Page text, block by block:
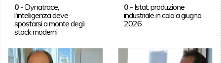
0- Dynatrace,
l'intelligenza deve
spostarsi a monte degli
stack moderni
0 - Istat: produzione
industriale in calo a giugno
2026